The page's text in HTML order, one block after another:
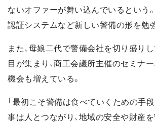
ないオファーが舞い込んでいるという
認証システムなど新しい警備の形を勉
また、母娘二代で警備会社を切り盛り
目が集まり、商工会議所主催のセミナ
機会も増えている。
「最初こそ警備は食べていくための手
事は人とつながり、地域の安全や財産